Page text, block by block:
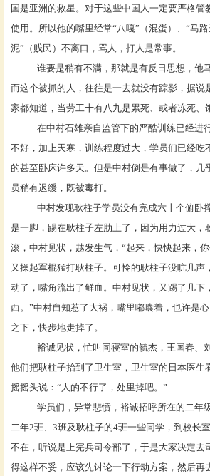
国是亚洲的救星。对于这些中国人一定要严格管
使用。所以他的嘴里经常“八嘎”（混蛋）、“马
泥”（贱民）不离口，骂人，打人是常事。
谁要是稍有不满，那就是有反日思想，他
而这个被抓的人，往往是一去就没有踪影，据说
家都知道，当劳工十有八九是累死、或者冻死、
在中村石雄亲自监管下的严酷训练已经进
不好，加上天寒，训练程度过大，学员们已经吃
的甚至卧床许多天。但是中村倒是有事做了，几
员稍有迟缓，既被毒打。
中村发现耿柱子学员没有完成六十个俯卧
是一脚，踢在耿柱子左肋上了，因为用力过大，
滚，中村见状，越发生气， “起来，快快起来，
又操起军棍猛打耿柱子。可怜的耿柱子没吭几声
动了，嘴角流出了鲜血。中村见状，又踢了几下
西。”中村自知惹了大祸，嘴里嘟囔着，也许是
之下，快步地走掉了。
裕诚见状，忙叫同寝室的毓杰，王国春、
他们把耿柱子抬到了卫生室，卫生室的日本医生
摇摇头说： “人的不行了，处里掉吧。”
学员们，异常悲愤，裕诚招呼所在的二年
二年2班、3班及耿柱子的4班一些同学，到校长
不在，听说是上宪兵司令部了，于是大家决定去
得这样不妥，应该先讨论一下行动方案，然后再